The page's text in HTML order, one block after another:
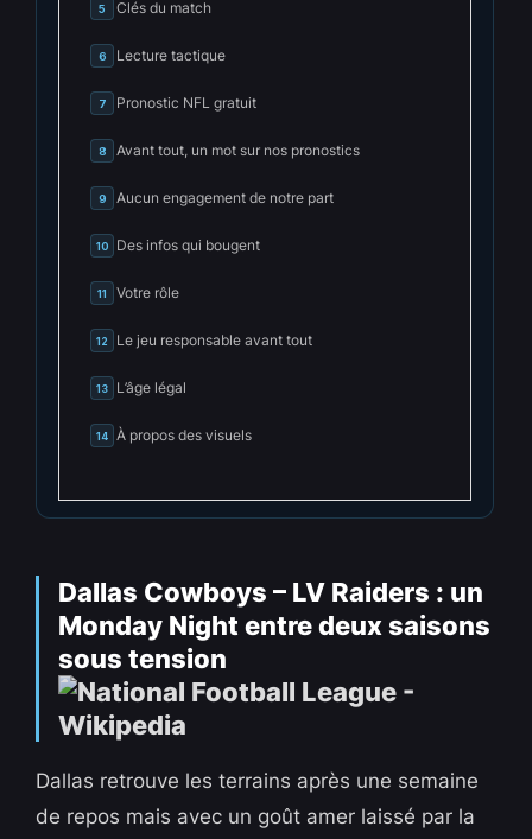
5 Clés du match
6 Lecture tactique
7 Pronostic NFL gratuit
8 Avant tout, un mot sur nos pronostics
9 Aucun engagement de notre part
10 Des infos qui bougent
11 Votre rôle
12 Le jeu responsable avant tout
13 L’âge légal
14 À propos des visuels
Dallas Cowboys – LV Raiders : un
Monday Night entre deux saisons
sous tension
Dallas retrouve les terrains après une semaine
de repos mais avec un goût amer laissé par la